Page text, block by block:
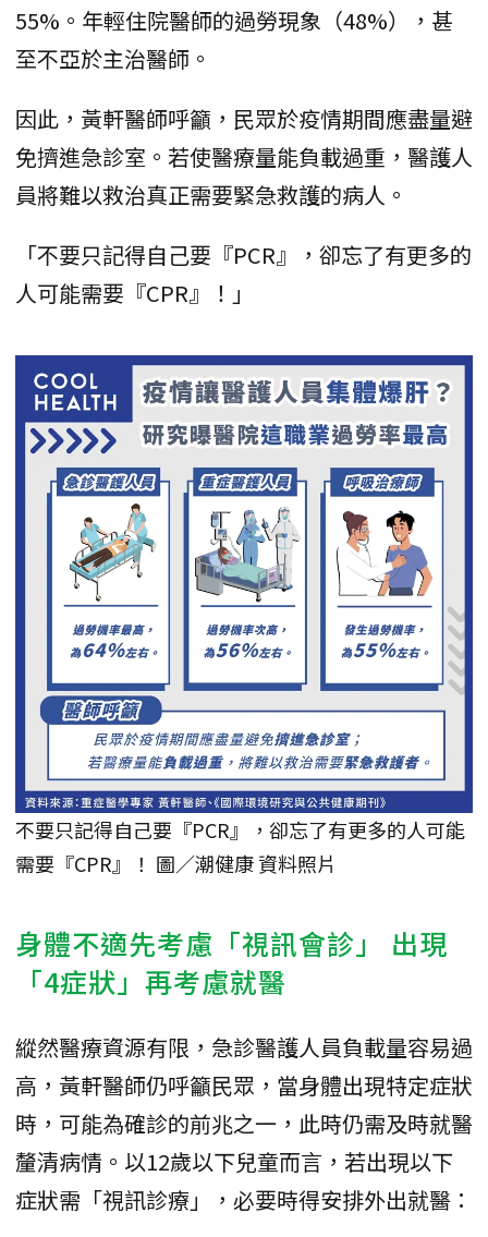
55%。年輕住院醫師的過勞現象（48%），甚
至不亞於主治醫師。
因此，黃軒醫師呼籲，民眾於疫情期間應盡量避
免擠進急診室。若使醫療量能負載過重，醫護人
員將難以救治真正需要緊急救護的病人。
「不要只記得自己要『PCR』，卻忘了有更多的
人可能需要『CPR』！」
不要只記得自己要『PCR』，卻忘了有更多的人可能
需要『CPR』！ 圖／潮健康 資料照片
身體不適先考慮「視訊會診」 出現
「4症狀」再考慮就醫
縱然醫療資源有限，急診醫護人員負載量容易過
高，黃軒醫師仍呼籲民眾，當身體出現特定症狀
時，可能為確診的前兆之一，此時仍需及時就醫
釐清病情。以12歲以下兒童而言，若出現以下
症狀需「視訊診療」，必要時得安排外出就醫：